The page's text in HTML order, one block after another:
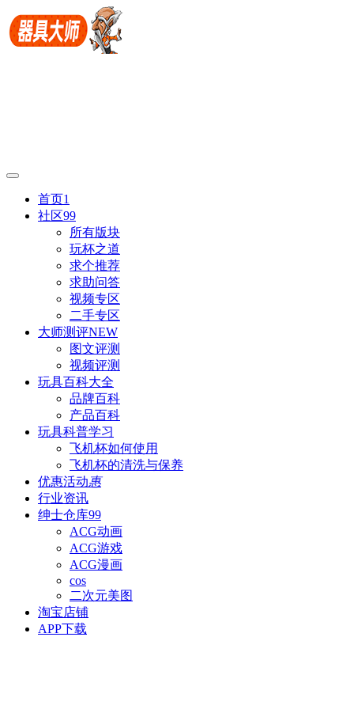
首页1
社区99
所有版块
玩杯之道
求个推荐
求助问答
视频专区
二手专区
大师测评NEW
图文评测
视频评测
玩具百科大全
品牌百科
产品百科
玩具科普学习
飞机杯如何使用
飞机杯的清洗与保养
优惠活动惠
行业资讯
绅士仓库99
ACG动画
ACG游戏
ACG漫画
cos
二次元美图
淘宝店铺
APP下载